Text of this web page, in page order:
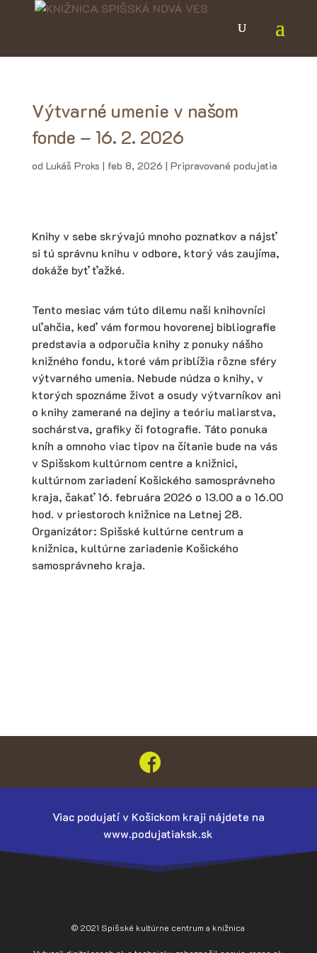
Výtvarné umenie v našom
fonde – 16. 2. 2026
od Lukáš Proks | feb 8, 2026 | Pripravované podujatia
Knihy v sebe skrývajú mnoho poznatkov a nájsť
si tú správnu knihu v odbore, ktorý vás zaujíma,
dokáže byť ťažké.
Tento mesiac vám túto dilemu naši knihovníci
uľahčia, keď vám formou hovorenej bibliografie
predstavia a odporučia knihy z ponuky nášho
knižného fondu, ktoré vám priblížia rôzne sféry
výtvarného umenia. Nebude núdza o knihy, v
ktorých spoznáme život a osudy výtvarníkov ani
o knihy zamerané na dejiny a teóriu maliarstva,
sochárstva, grafiky či fotografie. Táto ponuka
kníh a omnoho viac tipov na čítanie bude na vás
v Spišskom kultúrnom centre a knižnici,
kultúrnom zariadení Košického samosprávneho
kraja, čakať 16. februára 2026 o 13.00 a o 16.00
hod. v priestoroch knižnice na Letnej 28.
Organizátor: Spišské kultúrne centrum a
knižnica, kultúrne zariadenie Košického
samosprávneho kraja.
Viac podujatí v Košickom kraji nájdete na
www.podujatiaksk.sk
© 2021 Spišské kultúrne centrum a knižnica